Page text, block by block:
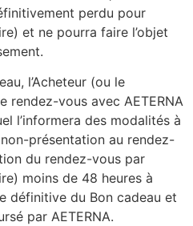
perdu pour
et ne pourra faire l’objet
l’Acheteur (ou le
rendez-vous avec AETERNA
l’informera des modalités à
présentation au rendez-
du rendez-vous par
moins de 48 heures à
définitive du Bon cadeau et
par AETERNA.